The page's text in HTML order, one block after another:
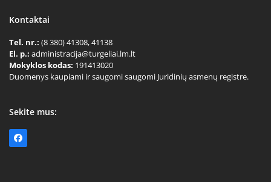
Kontaktai
Tel. nr.: (8 380) 41308, 41138
El. p.: administracija@turgeliai.lm.lt
Mokyklos kodas: 191413020
Duomenys kaupiami ir saugomi saugomi Juridinių asmenų registre.
Sekite mus:
Facebook